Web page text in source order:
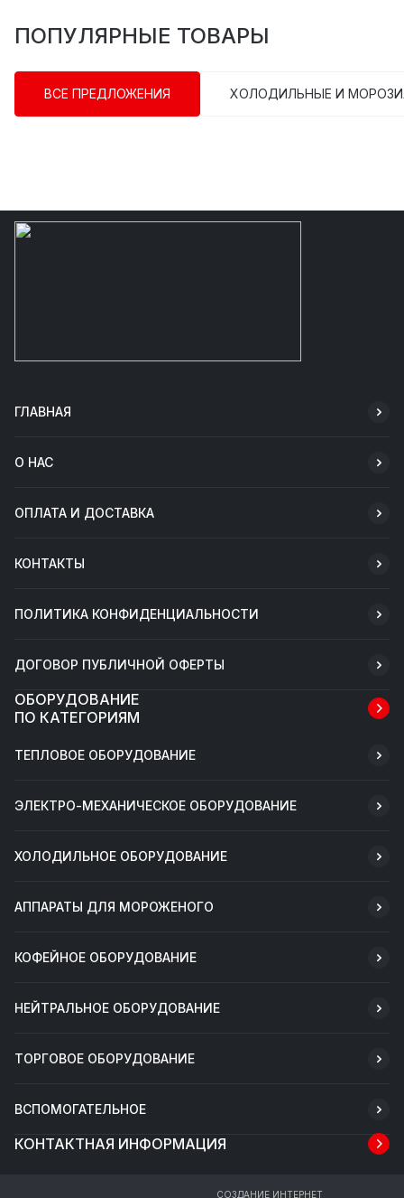
ПОПУЛЯРНЫЕ ТОВАРЫ
ВСЕ ПРЕДЛОЖЕНИЯ ХОЛОДИЛЬНЫЕ И
ГЛАВНАЯ
О НАС
ОПЛАТА И ДОСТАВКА
КОНТАКТЫ
ПОЛИТИКА КОНФИДЕНЦИАЛЬНОСТИ
ДОГОВОР ПУБЛИЧНОЙ ОФЕРТЫ
ОБОРУДОВАНИЕ
ПО КАТЕГОРИЯМ
ТЕПЛОВОЕ ОБОРУДОВАНИЕ
ЭЛЕКТРО-МЕХАНИЧЕСКОЕ ОБОРУДОВАНИЕ
ХОЛОДИЛЬНОЕ ОБОРУДОВАНИЕ
АППАРАТЫ ДЛЯ МОРОЖЕНОГО
КОФЕЙНОЕ ОБОРУДОВАНИЕ
НЕЙТРАЛЬНОЕ ОБОРУДОВАНИЕ
ТОРГОВОЕ ОБОРУДОВАНИЕ
ВСПОМОГАТЕЛЬНОЕ
КОНТАКТНАЯ ИНФОРМАЦИЯ
СОЗДАНИЕ ИНТЕРНЕТ